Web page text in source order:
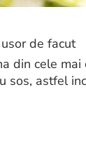
de facut
din cele
sos, astfel